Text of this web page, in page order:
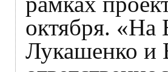
октября. «На
Лукашенко и